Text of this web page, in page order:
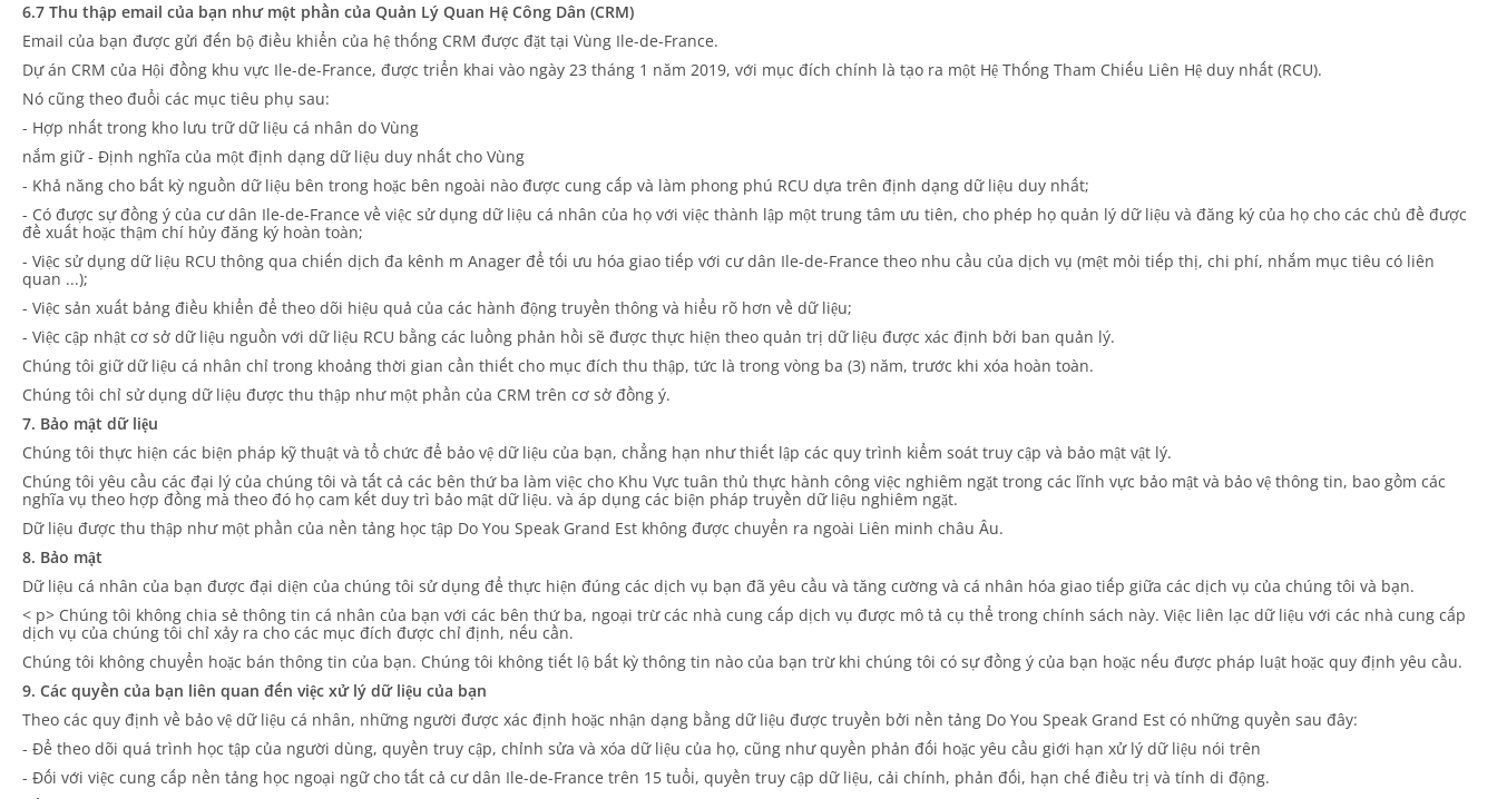
6.7 Thu thập email của bạn như một phần của Quản Lý Quan Hệ Công Dân (CRM)
Email của bạn được gửi đến bộ điều khiển của hệ thống CRM được đặt tại Vùng Ile-de-France.
Dự án CRM của Hội đồng khu vực Ile-de-France, được triển khai vào ngày 23 tháng 1 năm 2019, với mục đích chính là tạo ra một Hệ Thống Tham Chiếu Liên Hệ duy nhất (RCU).
Nó cũng theo đuổi các mục tiêu phụ sau:
- Hợp nhất trong kho lưu trữ dữ liệu cá nhân do Vùng
nắm giữ - Định nghĩa của một định dạng dữ liệu duy nhất cho Vùng
- Khả năng cho bất kỳ nguồn dữ liệu bên trong hoặc bên ngoài nào được cung cấp và làm phong phú RCU dựa trên định dạng dữ liệu duy nhất;
- Có được sự đồng ý của cư dân Ile-de-France về việc sử dụng dữ liệu cá nhân của họ với việc thành lập một trung tâm ưu tiên, cho phép họ quản lý dữ liệu và đăng ký của họ cho các chủ đề được
đề xuất hoặc thậm chí hủy đăng ký hoàn toàn;
- Việc sử dụng dữ liệu RCU thông qua chiến dịch đa kênh m Anager để tối ưu hóa giao tiếp với cư dân Ile-de-France theo nhu cầu của dịch vụ (mệt mỏi tiếp thị, chi phí, nhắm mục tiêu có liên
quan ...);
- Việc sản xuất bảng điều khiển để theo dõi hiệu quả của các hành động truyền thông và hiểu rõ hơn về dữ liệu;
- Việc cập nhật cơ sở dữ liệu nguồn với dữ liệu RCU bằng các luồng phản hồi sẽ được thực hiện theo quản trị dữ liệu được xác định bởi ban quản lý.
Chúng tôi giữ dữ liệu cá nhân chỉ trong khoảng thời gian cần thiết cho mục đích thu thập, tức là trong vòng ba (3) năm, trước khi xóa hoàn toàn.
Chúng tôi chỉ sử dụng dữ liệu được thu thập như một phần của CRM trên cơ sở đồng ý.
7. Bảo mật dữ liệu
Chúng tôi thực hiện các biện pháp kỹ thuật và tổ chức để bảo vệ dữ liệu của bạn, chẳng hạn như thiết lập các quy trình kiểm soát truy cập và bảo mật vật lý.
Chúng tôi yêu cầu các đại lý của chúng tôi và tất cả các bên thứ ba làm việc cho Khu Vực tuân thủ thực hành công việc nghiêm ngặt trong các lĩnh vực bảo mật và bảo vệ thông tin, bao gồm các
nghĩa vụ theo hợp đồng mà theo đó họ cam kết duy trì bảo mật dữ liệu. và áp dụng các biện pháp truyền dữ liệu nghiêm ngặt.
Dữ liệu được thu thập như một phần của nền tảng học tập Do You Speak Grand Est không được chuyển ra ngoài Liên minh châu Âu.
8. Bảo mật
Dữ liệu cá nhân của bạn được đại diện của chúng tôi sử dụng để thực hiện đúng các dịch vụ bạn đã yêu cầu và tăng cường và cá nhân hóa giao tiếp giữa các dịch vụ của chúng tôi và bạn.
< p> Chúng tôi không chia sẻ thông tin cá nhân của bạn với các bên thứ ba, ngoại trừ các nhà cung cấp dịch vụ được mô tả cụ thể trong chính sách này. Việc liên lạc dữ liệu với các nhà cung cấp
dịch vụ của chúng tôi chỉ xảy ra cho các mục đích được chỉ định, nếu cần.
Chúng tôi không chuyển hoặc bán thông tin của bạn. Chúng tôi không tiết lộ bất kỳ thông tin nào của bạn trừ khi chúng tôi có sự đồng ý của bạn hoặc nếu được pháp luật hoặc quy định yêu cầu.
9. Các quyền của bạn liên quan đến việc xử lý dữ liệu của bạn
Theo các quy định về bảo vệ dữ liệu cá nhân, những người được xác định hoặc nhận dạng bằng dữ liệu được truyền bởi nền tảng Do You Speak Grand Est có những quyền sau đây:
- Để theo dõi quá trình học tập của người dùng, quyền truy cập, chỉnh sửa và xóa dữ liệu của họ, cũng như quyền phản đối hoặc yêu cầu giới hạn xử lý dữ liệu nói trên
- Đối với việc cung cấp nền tảng học ngoại ngữ cho tất cả cư dân Ile-de-France trên 15 tuổi, quyền truy cập dữ liệu, cải chính, phản đối, hạn chế điều trị và tính di động.